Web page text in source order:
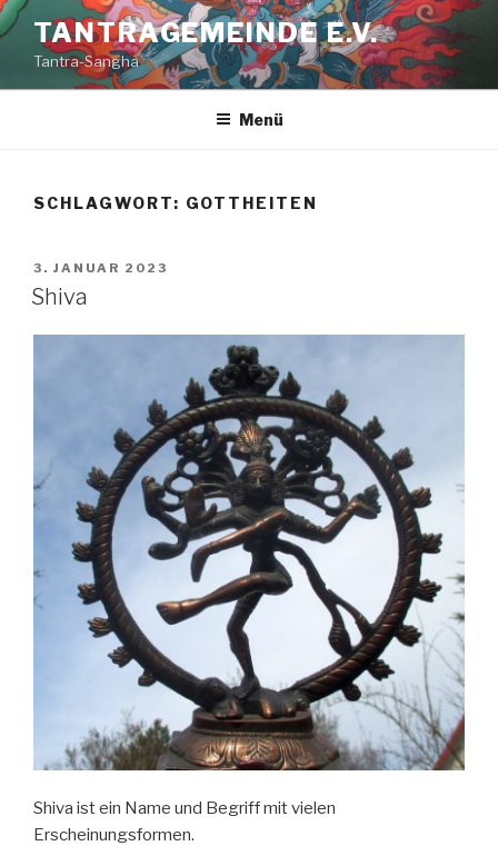
Zum
Inhalt
springen
TANTRAGEMEINDE E.V.
Tantra-Sangha
Menü
SCHLAGWORT: GOTTHEITEN
VERÖFFENTLICHT
AM
3. JANUAR 2023
Shiva
Shiva ist ein Name und Begriff mit vielen
Erscheinungsformen.